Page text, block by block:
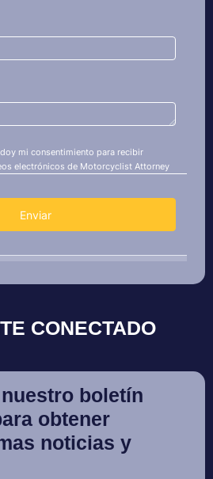
CONECTADO
boletín
obtener
noticias y